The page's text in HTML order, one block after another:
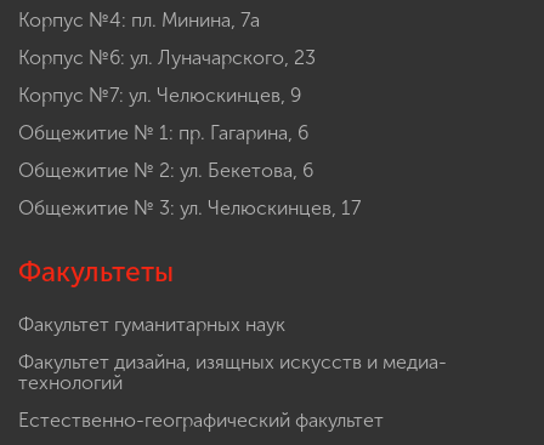
Корпус №3: ул. Пискунова, 38
Корпус №4: пл. Минина, 7а
Корпус №6: ул. Луначарского, 23
Корпус №7: ул. Челюскинцев, 9
Общежитие № 1: пр. Гагарина, 6
Общежитие № 2: ул. Бекетова, 6
Факультеты
Факультет гуманитарных наук
технологий